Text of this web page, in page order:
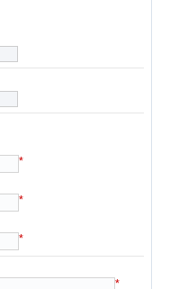
*
*
*
*